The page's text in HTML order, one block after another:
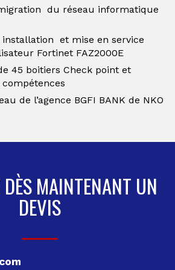
du réseau informatique
et mise en service
Fortinet FAZ2000E
45 boitiers Check point et
de l’agence BGFI BANK de NKO
MAINTENANT UN
DEVIS